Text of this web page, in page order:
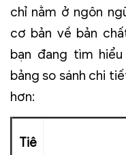
chỉ nằm ở ngôn
cơ bản về bản
bạn đang tìm hiểu
bảng so sánh chi
hơn:
Tiê